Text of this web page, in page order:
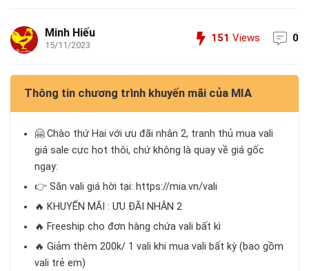
Minh Hiếu
15/11/2023
151 Views 0
Thông tin chương trình khuyến mãi của MIA
🤗 Chào thứ Hai với ưu đãi nhân 2, tranh thủ mua vali
giá sale cực hot thôi, chứ không là quay về giá gốc
ngay:
👉 Săn vali giá hời tại: https://mia.vn/vali
🔥 KHUYẾN MÃI : ƯU ĐÃI NHÂN 2
🔥 Freeship cho đơn hàng chứa vali bất kì
🔥 Giảm thêm 200k/ 1 vali khi mua vali bất kỳ (bao gồm
vali trẻ em)